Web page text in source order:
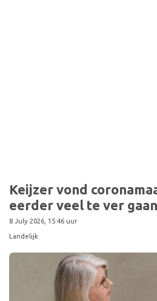
Keijzer vond
eerder veel te ver gaan
8 July 2026, 15:46 uur
Landelijk